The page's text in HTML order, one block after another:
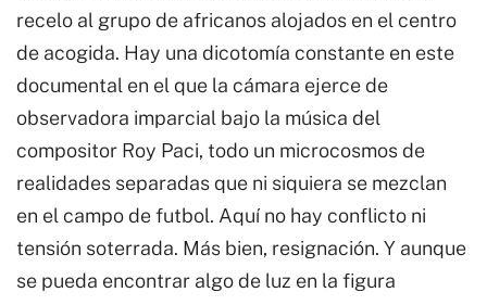
recelo al grupo de africanos alojados en el centro
de acogida. Hay una dicotomía constante en este
documental en el que la cámara ejerce de
observadora imparcial bajo la música del
compositor Roy Paci, todo un microcosmos de
realidades separadas que ni siquiera se mezclan
en el campo de futbol. Aquí no hay conflicto ni
tensión soterrada. Más bien, resignación. Y aunque
se pueda encontrar algo de luz en la figura